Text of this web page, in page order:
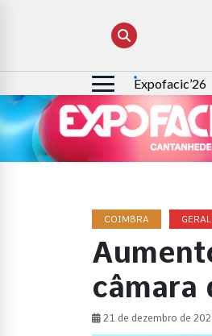
Pesquisar
por:
Expofacic’26
COIMBRA GERAL
câmara
21 de dezembro de